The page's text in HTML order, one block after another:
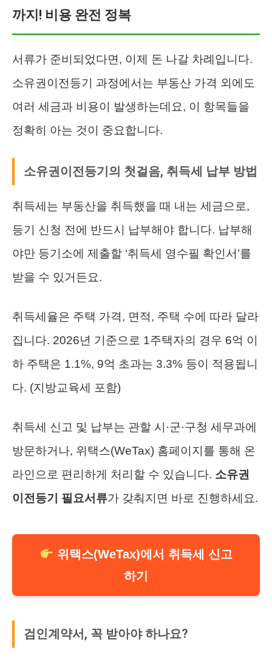
까지! 비용 완전 정복
서류가 준비되었다면, 이제 돈 나갈 차례입니다.
소유권이전등기 과정에서는 부동산 가격 외에도
여러 세금과 비용이 발생하는데요, 이 항목들을
정확히 아는 것이 중요합니다.
소유권이전등기의 첫걸음, 취득세 납부 방법
취득세는 부동산을 취득했을 때 내는 세금으로,
등기 신청 전에 반드시 납부해야 합니다. 납부해
야만 등기소에 제출할 ‘취득세 영수필 확인서’를
받을 수 있거든요.
취득세율은 주택 가격, 면적, 주택 수에 따라 달라
집니다. 2026년 기준으로 1주택자의 경우 6억 이
하 주택은 1.1%, 9억 초과는 3.3% 등이 적용됩니
다. (지방교육세 포함)
취득세 신고 및 납부는 관할 시·군·구청 세무과에
방문하거나, 위택스(WeTax) 홈페이지를 통해 온
라인으로 편리하게 처리할 수 있습니다. 소유권
이전등기 필요서류가 갖춰지면 바로 진행하세요.
위택스(WeTax)에서 취득세 신고
하기
검인계약서, 꼭 받아야 하나요?